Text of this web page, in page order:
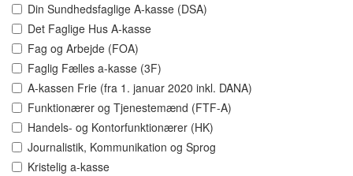
Din Sundhedsfaglige A-kasse (DSA)
Det Faglige Hus A-kasse
Fag og Arbejde (FOA)
Faglig Fælles a-kasse (3F)
A-kassen Frie (fra 1. januar 2020 inkl. DANA)
Funktionærer og Tjenestemænd (FTF-A)
Handels- og Kontorfunktionærer (HK)
Journalistik, Kommunikation og Sprog
Kristelig a-kasse